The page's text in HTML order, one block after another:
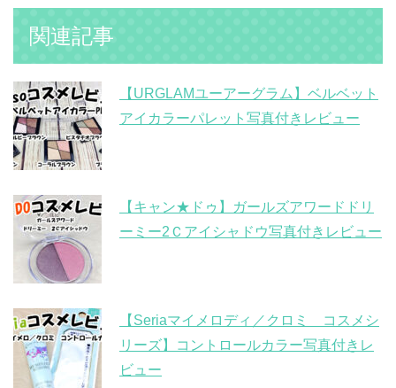
関連記事
【URGLAMユーアーグラム】ベルベット
アイカラーパレット写真付きレビュー
【キャン★ドゥ】ガールズアワードドリ
ーミー2Ｃアイシャドウ写真付きレビュー
【Seriaマイメロディ／クロミ コスメシ
リーズ】コントロールカラー写真付きレ
ビュー